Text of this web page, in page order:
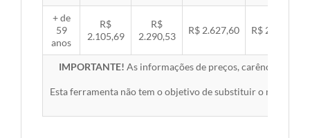
+ de
59
anos
R$
2.105,69
R$
2.290,53
R$ 2.627,60 R$ 2.707,76
IMPORTANTE! As informações de preços, carências,
Esta ferramenta não tem o objetivo de substituir o material